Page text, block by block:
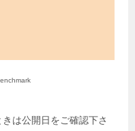
は公開日をご確認下さ